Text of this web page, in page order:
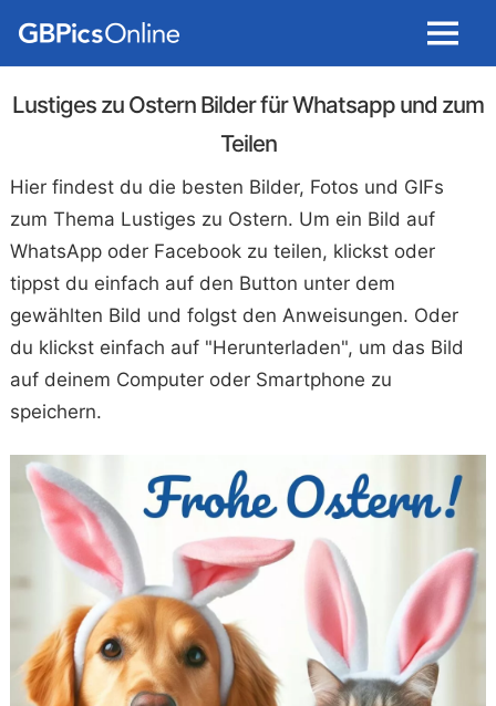
Menu
Lustiges zu Ostern Bilder für Whatsapp und zum
Teilen
Hier findest du die besten Bilder, Fotos und GIFs
zum Thema Lustiges zu Ostern. Um ein Bild auf
WhatsApp oder Facebook zu teilen, klickst oder
tippst du einfach auf den Button unter dem
gewählten Bild und folgst den Anweisungen. Oder
du klickst einfach auf "Herunterladen", um das Bild
auf deinem Computer oder Smartphone zu
speichern.